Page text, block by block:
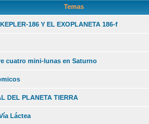
Temas
186 Y EL EXOPLANETA 186-f
cuatro mini-lunas en Saturno
DEL PLANETA TIERRA
Láctea